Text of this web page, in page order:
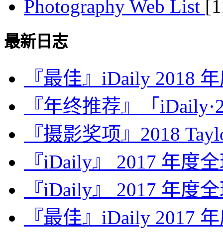
Photography Web List
最新日志
『最佳』iDaily 2018
『年终推荐』「
『摄影奖项』2018
『iDaily』 2017 年度
『iDaily』 2017 年度
『最佳』iDaily 2017